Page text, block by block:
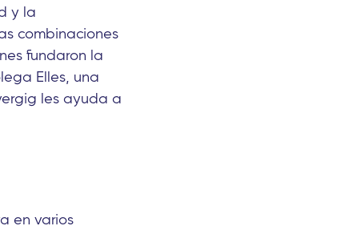
y la
combinaciones
fundaron la
Elles, una
les ayuda a
en varios